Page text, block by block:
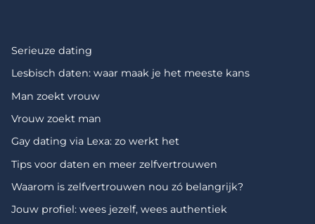
Serieuze dating
Lesbisch daten: waar maak je het meeste kans
Man zoekt vrouw
Vrouw zoekt man
Gay dating via Lexa: zo werkt het
Tips voor daten en meer zelfvertrouwen
Waarom is zelfvertrouwen nou zó belangrijk?
Jouw profiel: wees jezelf, wees authentiek